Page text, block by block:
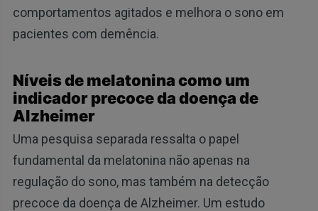
comportamentos agitados e melhora o sono em
pacientes com demência.
Níveis de melatonina como um
indicador precoce da doença de
Alzheimer
Uma pesquisa separada ressalta o papel
fundamental da melatonina não apenas na
regulação do sono, mas também na detecção
precoce da doença de Alzheimer. Um estudo